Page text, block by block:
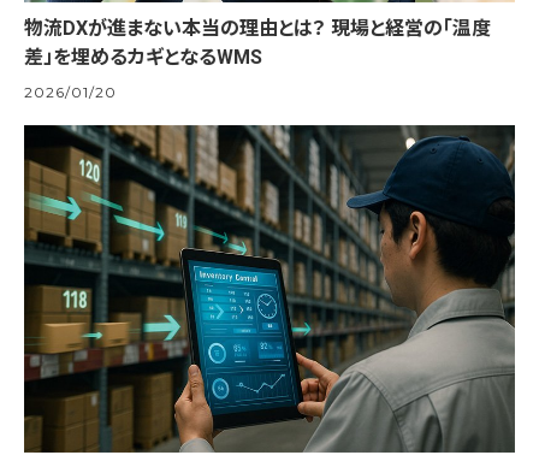
物流DXが進まない本当の理由とは？ 現場と経営の「温度
差」を埋めるカギとなるWMS
2026/01/20